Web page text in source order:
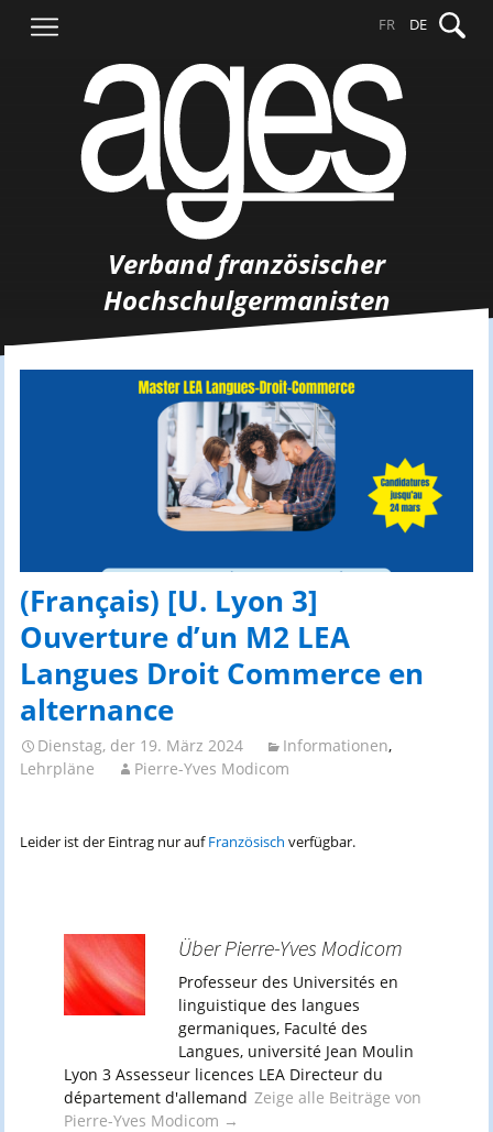
Inhalt
nach:
FR DE
Verband französischer
Hochschulgermanisten
(Français) [U. Lyon 3]
Ouverture d’un M2 LEA
Langues Droit Commerce en
alternance
Dienstag, der 19. März 2024 Informationen,
Lehrpläne
Pierre-Yves Modicom
Leider ist der Eintrag nur aufFranzösisch verfügbar.
Über Pierre-Yves Modicom
Professeur des Universités en
linguistique des langues
germaniques, Faculté des
Langues, université Jean Moulin
Lyon 3 Assesseur licences LEA Directeur du
département d'allemand Zeige alle Beiträge von
Pierre-Yves Modicom →